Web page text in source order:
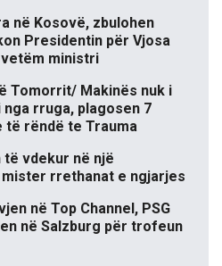
në Kosovë, zbulohen
Presidentin për Vjosa
ministri
Tomorrit/ Makinës nuk i
rruga, plagosen 7
të rëndë te Trauma
të vdekur në një
rrethanat e ngjarjes
në Top Channel, PSG
në Salzburg për trofeun